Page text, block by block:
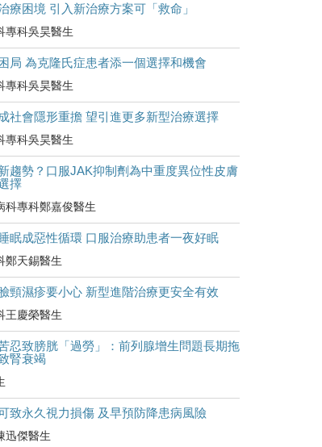
療困境 引入新治療方案可「救命」
專科吳昊醫生
局 為克隆氏症患者添一個選擇和機會
專科吳昊醫生
社會隱形重擔 望引進更多新型治療選擇
專科吳昊醫生
趨勢？口服JAK抑制劑為中重度異位性皮膚
擇
科專科鄭嘉俊醫生
眠成惡性循環 口服治療助患者一夜好眠
鄭天錫醫生
頸濕疹要小心 新型進階治療更安全有效
王慶榮醫生
忍致膀胱「過勞」：前列腺增生問題長期拖
腎衰竭
致永久視力損傷 及早預防降患病風險
迅傑醫生